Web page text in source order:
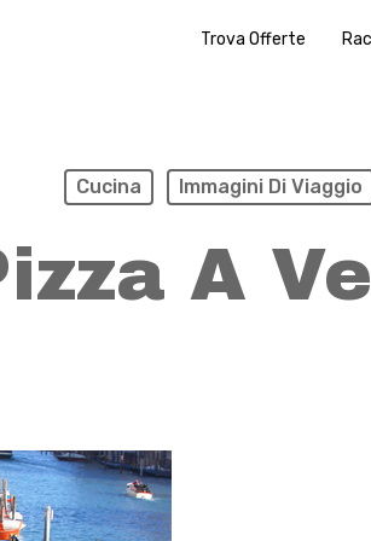
Trova Offerte
Cucina Immagini Di Viaggio
A